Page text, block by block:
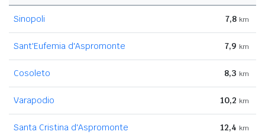
Sinopoli 7,8 km
Sant'Eufemia d'Aspromonte 7,9 km
Cosoleto 8,3 km
Varapodio 10,2 km
Santa Cristina d'Aspromonte 12,4 km